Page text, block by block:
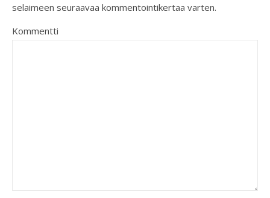
selaimeen seuraavaa kommentointikertaa varten.
Kommentti